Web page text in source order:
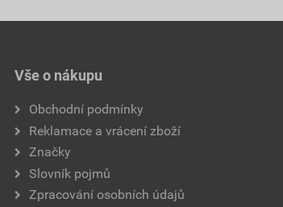
Vše o nákupu
Obchodní podmínky
Reklamace a vrácení zboží
Značky
Slovník pojmů
Zpracování osobních údajů